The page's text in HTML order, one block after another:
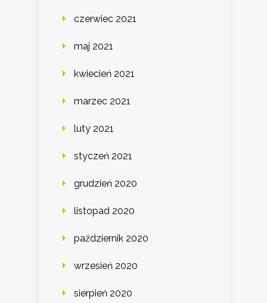
czerwiec 2021
maj 2021
kwiecień 2021
marzec 2021
luty 2021
styczeń 2021
grudzień 2020
listopad 2020
październik 2020
wrzesień 2020
sierpień 2020